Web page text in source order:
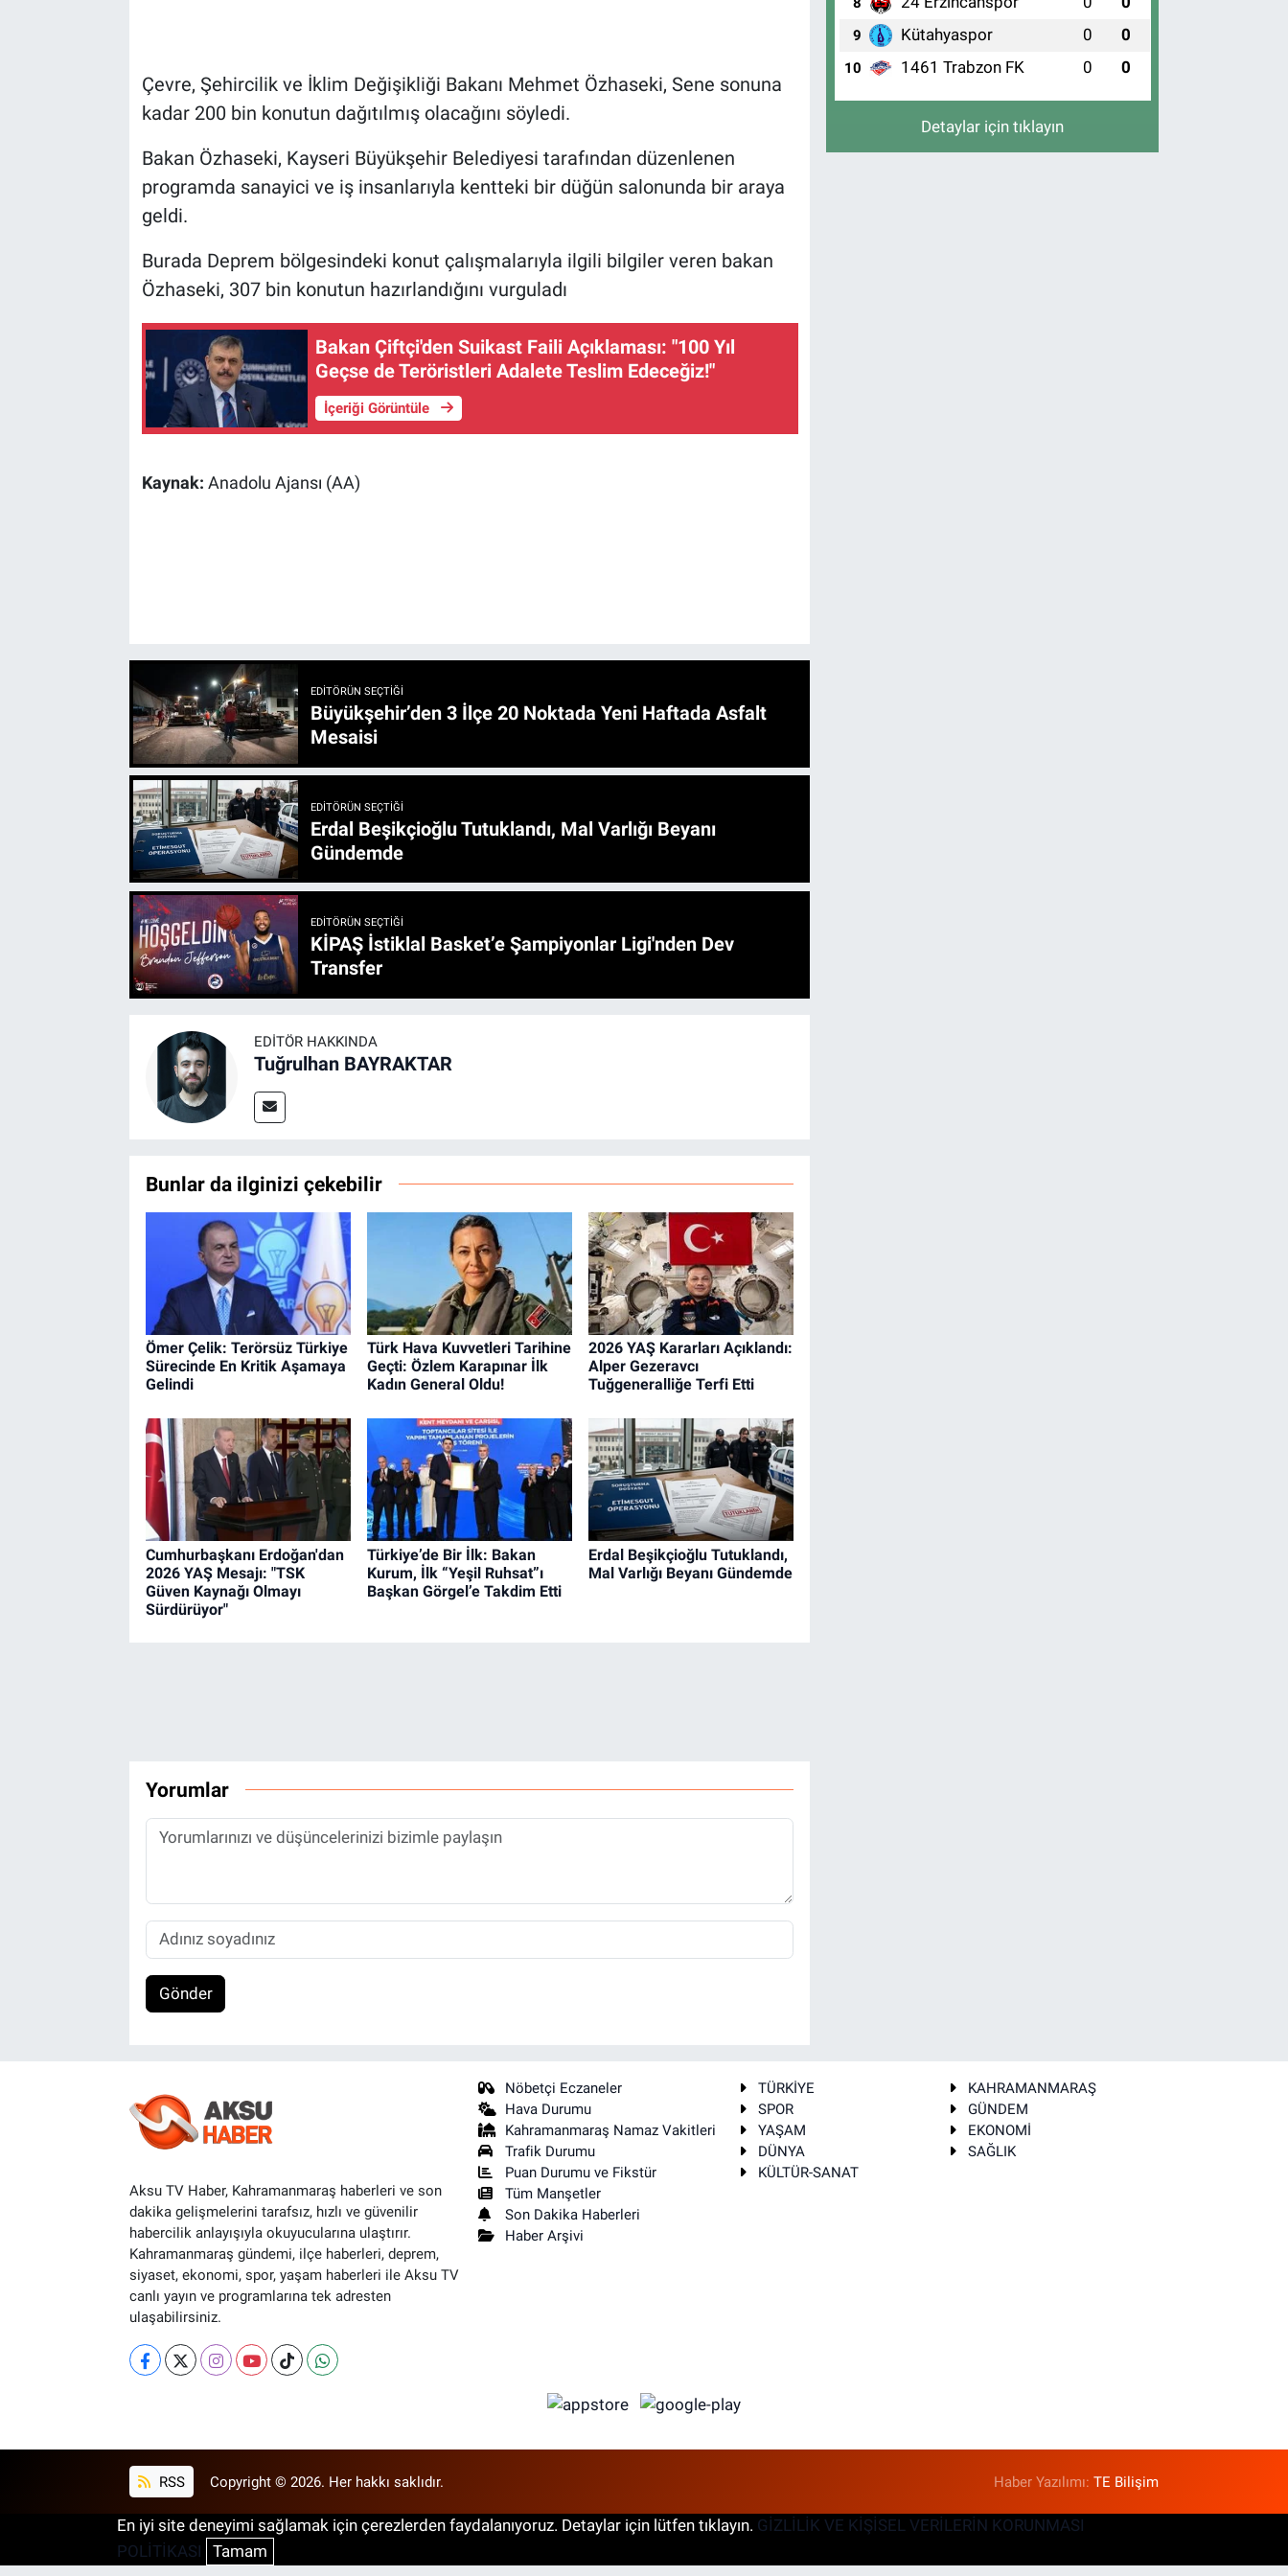
Çevre, Şehircilik ve İklim Değişikliği Bakanı Mehmet Özhaseki, Sene sonuna
kadar 200 bin konutun dağıtılmış olacağını söyledi.
Bakan Özhaseki, Kayseri Büyükşehir Belediyesi tarafından düzenlenen
programda sanayici ve iş insanlarıyla kentteki bir düğün salonunda bir araya
geldi.
Burada Deprem bölgesindeki konut çalışmalarıyla ilgili bilgiler veren bakan
Özhaseki, 307 bin konutun hazırlandığını vurguladı
Bakan Çiftçi'den Suikast Faili Açıklaması: "100 Yıl
Geçse de Teröristleri Adalete Teslim Edeceğiz!"
İçeriği Görüntüle
Kaynak: Anadolu Ajansı (AA)
EDITÖRÜN SEÇTIĞI
Büyükşehir’den 3 İlçe 20 Noktada Yeni Haftada Asfalt
Mesaisi
EDITÖRÜN SEÇTIĞI
Erdal Beşikçioğlu Tutuklandı, Mal Varlığı Beyanı
Gündemde
EDITÖRÜN SEÇTIĞI
KİPAŞ İstiklal Basket’e Şampiyonlar Ligi'nden Dev
Transfer
EDITÖR HAKKINDA
Tuğrulhan BAYRAKTAR
Bunlar da ilginizi çekebilir
Ömer Çelik: Terörsüz Türkiye
Sürecinde En Kritik Aşamaya
Gelindi
Türk Hava Kuvvetleri Tarihine
Geçti: Özlem Karapınar İlk
Kadın General Oldu!
2026 YAŞ Kararları Açıklandı:
Alper Gezeravcı
Tuğgeneralliğe Terfi Etti
Cumhurbaşkanı Erdoğan'dan
2026 YAŞ Mesajı: "TSK
Güven Kaynağı Olmayı
Sürdürüyor"
Türkiye’de Bir İlk: Bakan
Kurum, İlk “Yeşil Ruhsat”ı
Başkan Görgel’e Takdim Etti
Erdal Beşikçioğlu Tutuklandı,
Mal Varlığı Beyanı Gündemde
Yorumlar
Gönder
9 Kütahyaspor 0 0
10 1461 Trabzon FK 0 0
Detaylar için tıklayın
Aksu TV Haber, Kahramanmaraş haberleri ve son
dakika gelişmelerini tarafsız, hızlı ve güvenilir
habercilik anlayışıyla okuyucularına ulaştırır.
Kahramanmaraş gündemi, ilçe haberleri, deprem,
siyaset, ekonomi, spor, yaşam haberleri ile Aksu TV
canlı yayın ve programlarına tek adresten
ulaşabilirsiniz.
Nöbetçi Eczaneler
Hava Durumu
Kahramanmaraş Namaz Vakitleri
Trafik Durumu
Puan Durumu ve Fikstür
Tüm Manşetler
Son Dakika Haberleri
Haber Arşivi
TÜRKİYE
KAHRAMANMARAŞ
SPOR
GÜNDEM
YAŞAM
EKONOMİ
DÜNYA
SAĞLIK
KÜLTÜR-SANAT
RSS Copyright © 2026. Her hakkı saklıdır. Haber Yazılımı:TE Bilişim
En iyi site deneyimi sağlamak için çerezlerden faydalanıyoruz. Detaylar için lütfen tıklayın. GİZLİLİK VE KİŞİSEL VERİLERİN KORUNMASI
POLİTİKASI
Tamam